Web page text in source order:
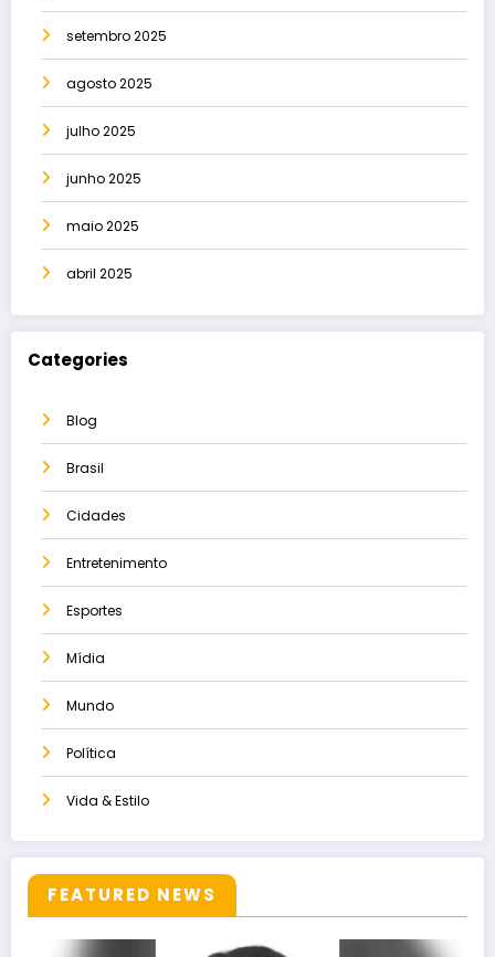
setembro 2025
agosto 2025
julho 2025
junho 2025
maio 2025
abril 2025
Categories
Blog
Brasil
Cidades
Entretenimento
Esportes
Mídia
Mundo
Política
Vida & Estilo
FEATURED NEWS